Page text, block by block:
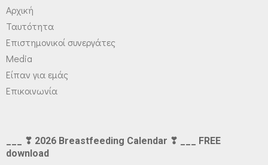
Αρχική
Ταυτότητα
Επιστημονικοί συνεργάτες
Media
Είπαν για εμάς
Επικοινωνία
___ ❣ 2026 Breastfeeding Calendar ❣ ___ FREE
download